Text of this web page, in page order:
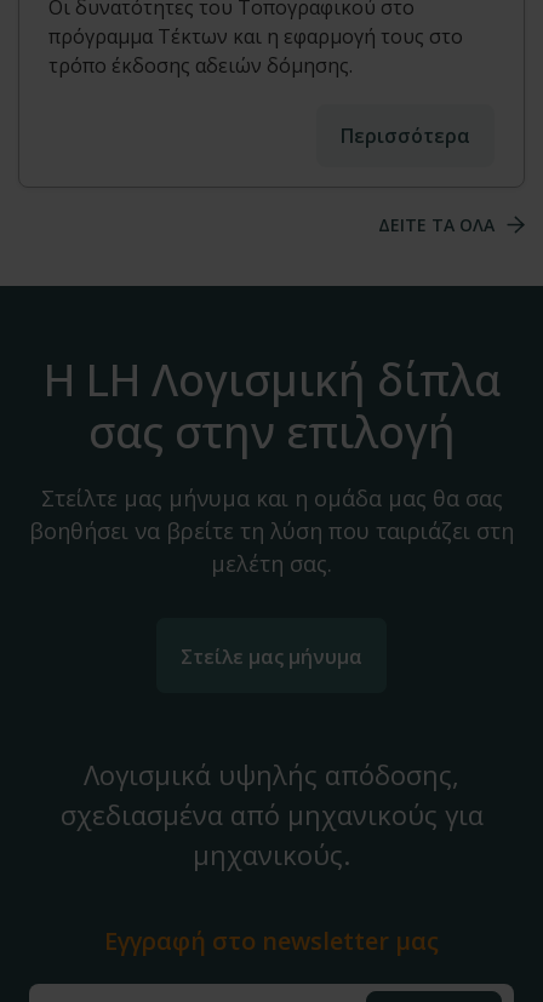
Οι δυνατότητες του Τοπογραφικού στο
πρόγραμμα Τέκτων και η εφαρμογή τους στο
τρόπο έκδοσης αδειών δόμησης.
Περισσότερα
ΔΕΙΤΕ ΤΑ ΟΛΑ
Η LH Λογισμική δίπλα
σας στην επιλογή
Στείλτε μας μήνυμα και η ομάδα μας θα σας
βοηθήσει να βρείτε τη λύση που ταιριάζει στη
μελέτη σας.
Στείλε μας μήνυμα
Λογισμικά υψηλής απόδοσης,
σχεδιασμένα από μηχανικούς για
μηχανικούς.
Εγγραφή στο newsletter μας